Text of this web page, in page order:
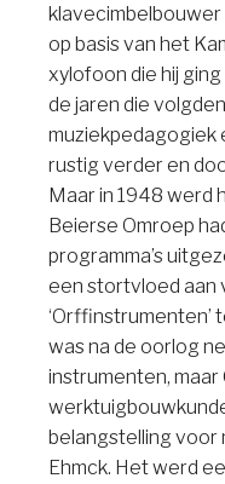
op basis van het
xylofoon die hij
de jaren die
muziekpedagogiek
rustig verder en
Maar in 1948 werd
Beierse Omroep
programma’s
een stortvloed aan
‘Orffinstrumenten’
was na de oorlog
instrumenten,
belangstelling voor
Ehmck. Het werd